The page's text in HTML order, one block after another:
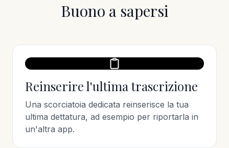
Buono a sapersi
Reinserire l'ultima trascrizione
Una scorciatoia dedicata reinserisce la tua
ultima dettatura, ad esempio per riportarla in
un'altra app.